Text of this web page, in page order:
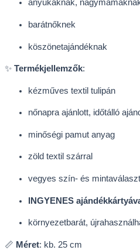
anyukáknak,
barátnőknek
köszönetajándéknak
✨ Termékjellemzők:
kézműves textil tulipán
nőnapra ajánlott, időtálló
minőségi pamut anyag
zöld textil szárral
vegyes szín- és
INGYENES
környezetbarát,
📏 Méret: kb. 25 cm